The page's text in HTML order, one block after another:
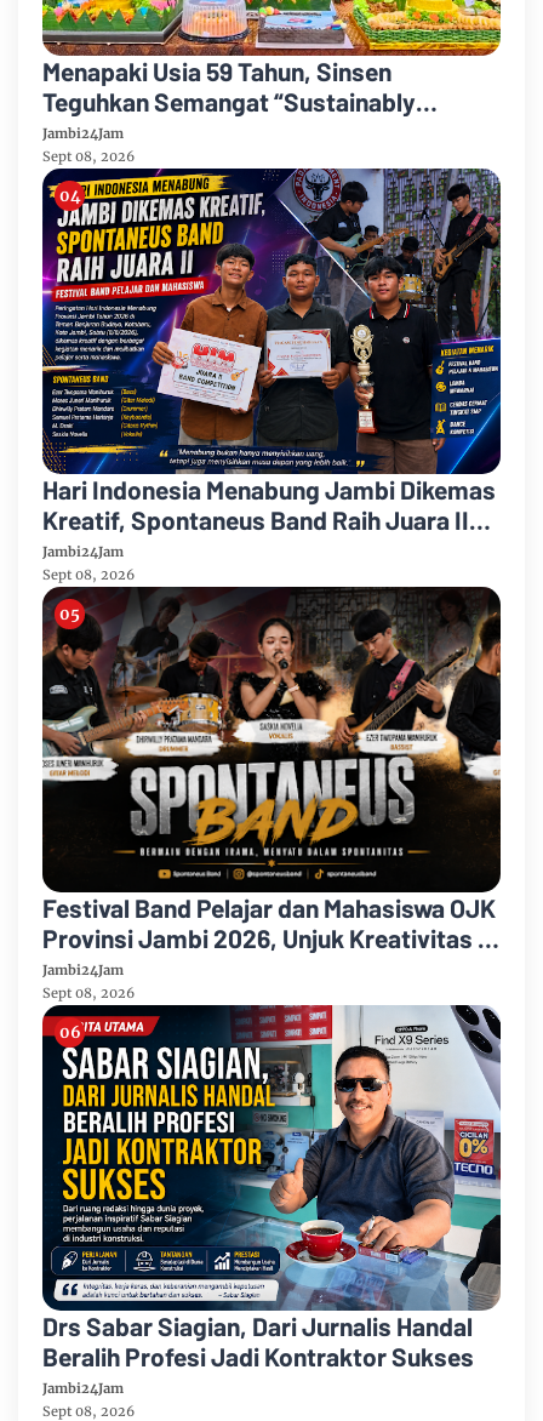
Menapaki Usia 59 Tahun, Sinsen
Teguhkan Semangat “Sustainably
Growing”
Jambi24Jam
Sept 08, 2026
Hari Indonesia Menabung Jambi Dikemas
Kreatif, Spontaneus Band Raih Juara II
Festival Band Pelajar dan Mahasiswa
Jambi24Jam
Sept 08, 2026
Festival Band Pelajar dan Mahasiswa OJK
Provinsi Jambi 2026, Unjuk Kreativitas di
Taman Banjuran Budayo, Spontaneus
Band Raih Juara 2
Jambi24Jam
Sept 08, 2026
Drs Sabar Siagian, Dari Jurnalis Handal
Beralih Profesi Jadi Kontraktor Sukses
Jambi24Jam
Sept 08, 2026